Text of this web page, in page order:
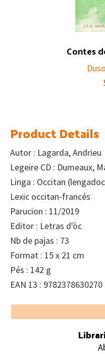
Contes
Product Details
Autor : Lagarda, Andrieu
Legeire CD : Dumeaux,
Linga : Occitan
Lexic occitan-francés
Parucion : 11/2019
Editor : Letras d'òc
Nb de pajas : 73
Format : 15 x 21 cm
Pés : 142 g
EAN 13 : 9782378630270
Footer